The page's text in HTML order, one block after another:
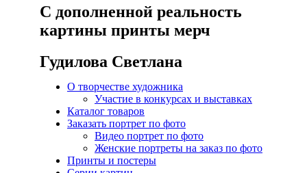
С дополненной реальность
картины принты мерч
Гудилова Светлана
О творчестве художника
Участие в конкурсах и выставках
Каталог товаров
Заказать портрет по фото
Видео портрет по фото
Женские портреты на заказ по фото
Принты и постеры